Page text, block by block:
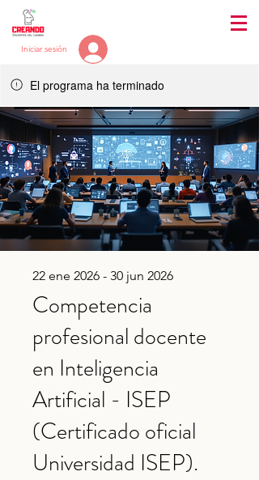
Iniciar sesión
El programa ha terminado
Competencia
profesional docente
en Inteligencia
Artificial - ISEP
(Certificado oficial
Universidad ISEP).
22 ene 2026 - 30 jun 2026